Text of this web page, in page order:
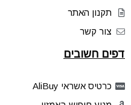
תקנון האתר
צור קשר
דפים חשובים
כרטיס אשראי AliBuy